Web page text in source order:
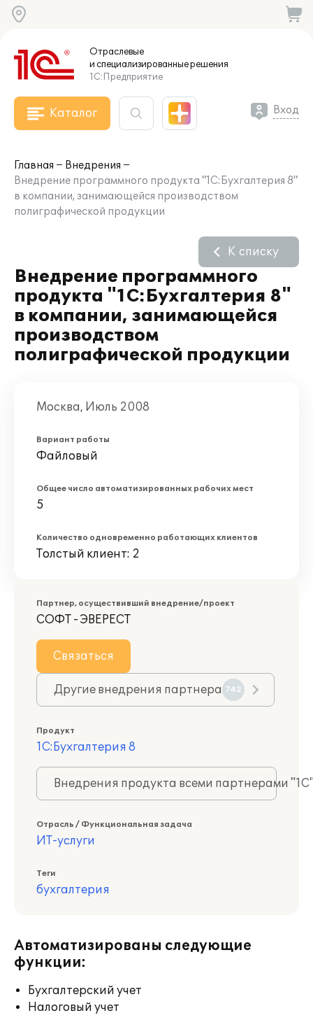
Отраслевые
и специализированныерешения
1С:Предприятие
Каталог Вход
Главная
Внедрения
Внедрение программного продукта "1С:Бухгалтерия 8"
в компании, занимающейся производством
полиграфической продукции
Внедрение программного
продукта "1С:Бухгалтерия 8"
в компании, занимающейся
производством
полиграфической продукции
К списку
Москва, Июль 2008
Вариант работы
Файловый
Общее число автоматизированных рабочих мест
5
Количество одновременно работающих клиентов
Толстый клиент: 2
Партнер, осуществивший внедрение/проект
СОФТ - ЭВЕРЕСТ
Связаться
Другие внедрения партнера 742
Продукт
1С:Бухгалтерия 8
Внедрения продукта всеми партнерами
Отрасль / Функциональная задача
ИТ-услуги
Теги
бухгалтерия
Автоматизированы следующие
функции:
Бухгалтерский учет
Налоговый учет